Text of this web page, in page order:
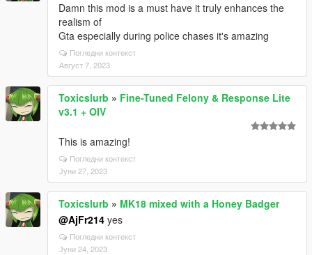
Damn this mod is a must have it truly enhances the
realism of
Gta especially during police chases it's amazing
Погледни контекст
Август 7, 2023
Toxicslurb » Fine-Tuned Felony & Response Lite
v3.1 + OIV
This is amazing!
Погледни контекст
Јуни 27, 2023
Toxicslurb » MK18 mixed with a Honey Badger
@AjFr214 yes
Погледни контекст
Јуни 24, 2023